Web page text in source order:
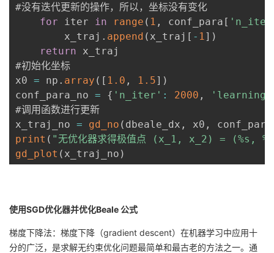
#没有迭代更新的操作，所以，坐标没有变化
for iter in range ( 1 , conf_para [
        x_traj
. append ( x_traj [ - 1] )
return x_traj
#初始化坐标
x0 = np . array ( [ 1.0 , 1.5] )
conf_para_no = { 'n_iter' : 2000 ,
#调用函数进行更新
x_traj_no = gd_no ( dbeale_dx , x0 ,
print ( "无优化器求得极值点 (x_1, x_2) = (%s,
gd_plot ( x_traj_no )
使用SGD优化器并优化Beale 公式
梯度下降法：梯度下降（gradient descent）在机器学习中应用十
分的广泛，是求解无约束优化问题最简单和最古老的方法之一。通